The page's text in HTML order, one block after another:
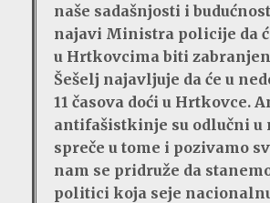
naše sadašnjosti i
najavi Ministra policije da
u Hrtkovcima biti
Šešelj najavljuje da će u
11 časova doći u Hrtkovce.
antifašistkinje su odlučni u
spreče u tome i pozivamo
nam se pridruže da
politici koja seje